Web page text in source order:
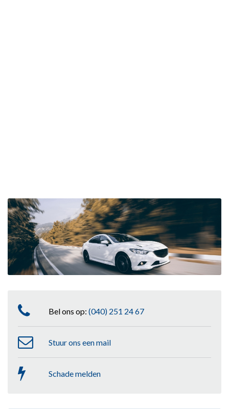
Bel ons op: (040) 251 24 67
Stuur ons een mail
Schade melden